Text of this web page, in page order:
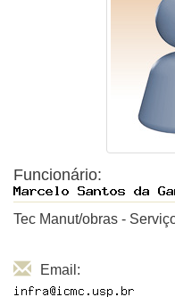
Funcionário:
Tec Manut/obras -
Email: